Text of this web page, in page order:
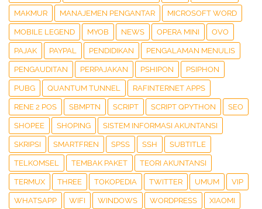
MAKMUR MANAJEMEN PENGANTAR MICROSOFT WORD
MOBILE LEGEND MYOB NEWS OPERA MINI OVO
PAJAK PAYPAL PENDIDIKAN PENGALAMAN MENULIS
PENGAUDITAN PERPAJAKAN PSHIPON PSIPHON
PUBG QUANTUM TUNNEL RAFINTERNET APPS
RENE 2 POS SBMPTN SCRIPT SCRIPT QPYTHON SEO
SHOPEE SHOPING SISTEM INFORMASI AKUNTANSI
SKRIPSI SMARTFREN SPSS SSH SUBTITLE
TELKOMSEL TEMBAK PAKET TEORI AKUNTANSI
TERMUX THREE TOKOPEDIA TWITTER UMUM VIP
WHATSAPP WIFI WINDOWS WORDPRESS XIAOMI